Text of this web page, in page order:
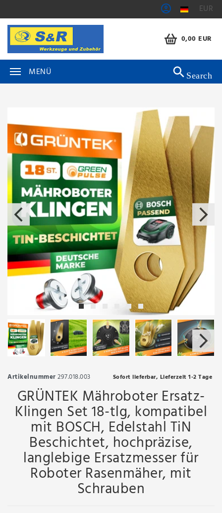
EUR
0,00 EUR
MENÜ Search
Artikelnummer297.018.003 Sofort lieferbar, Lieferzeit 1-2 Tage
GRÜNTEK Mähroboter Ersatz-
Klingen Set 18-tlg, kompatibel
mit BOSCH, Edelstahl TiN
Beschichtet, hochpräzise,
langlebige Ersatzmesser für
Roboter Rasenmäher, mit
Schrauben